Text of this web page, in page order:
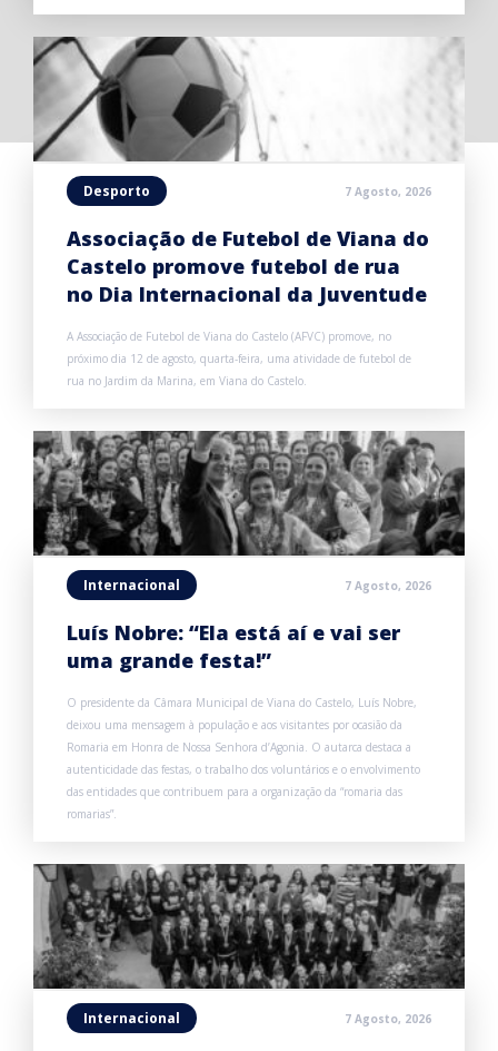
Desporto 7 Agosto, 2026
Associação de Futebol de Viana do
Castelo promove futebol de rua
no Dia Internacional da Juventude
A Associação de Futebol de Viana do Castelo (AFVC) promove, no
próximo dia 12 de agosto, quarta-feira, uma atividade de futebol de
rua no Jardim da Marina, em Viana do Castelo.
Internacional 7 Agosto, 2026
Luís Nobre: “Ela está aí e vai ser
uma grande festa!”
O presidente da Câmara Municipal de Viana do Castelo, Luís Nobre,
deixou uma mensagem à população e aos visitantes por ocasião da
Romaria em Honra de Nossa Senhora d’Agonia. O autarca destaca a
autenticidade das festas, o trabalho dos voluntários e o envolvimento
das entidades que contribuem para a organização da “romaria das
romarias”.
Internacional 7 Agosto, 2026